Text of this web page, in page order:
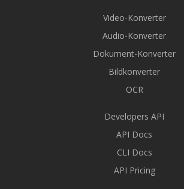
Video-Konverter
Audio-Konverter
Dokument-Konverter
Bildkonverter
OCR
Developers API
API Docs
CLI Docs
API Pricing